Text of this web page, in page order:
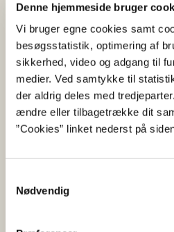
Denne hjemmeside bruger
Vi bruger egne cookies samt
besøgsstatistik, optimering af
sikkerhed, video og adgang til
medier. Ved samtykke til
der aldrig deles med
ændre eller tilbagetrække dit
”Cookies” linket nederst på
Nødvendig
Silicon dioxide E551
Her kan du finde
oplysninger om
du har søgt på
Informationerne er angivet af
Her kan du bl.a. se, hvilke